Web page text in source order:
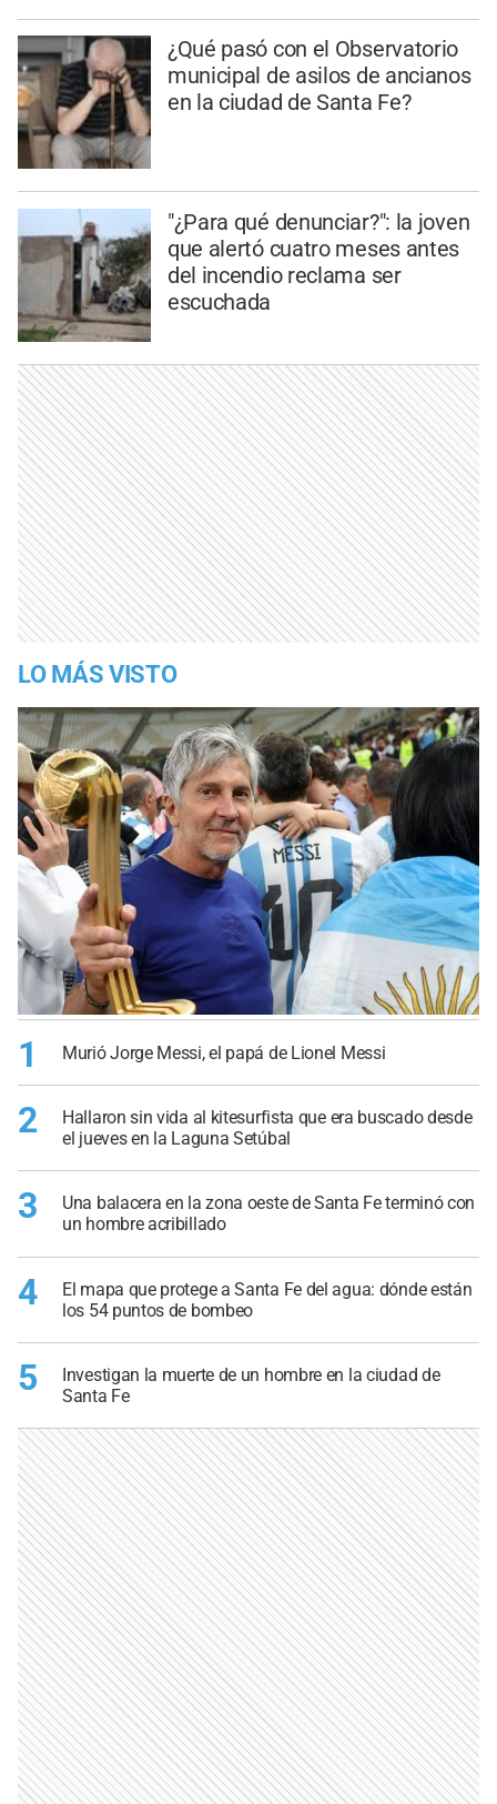
¿Qué pasó con el Observatorio
municipal de asilos de ancianos
en la ciudad de Santa Fe?
"¿Para qué denunciar?": la joven
que alertó cuatro meses antes
del incendio reclama ser
escuchada
LO MÁS VISTO
1 Murió Jorge Messi, el papá de Lionel Messi
2
Hallaron sin vida al kitesurfista que era buscado desde
el jueves en la Laguna Setúbal
3
Una balacera en la zona oeste de Santa Fe terminó con
un hombre acribillado
4
El mapa que protege a Santa Fe del agua: dónde están
los 54 puntos de bombeo
5
Investigan la muerte de un hombre en la ciudad de
Santa Fe